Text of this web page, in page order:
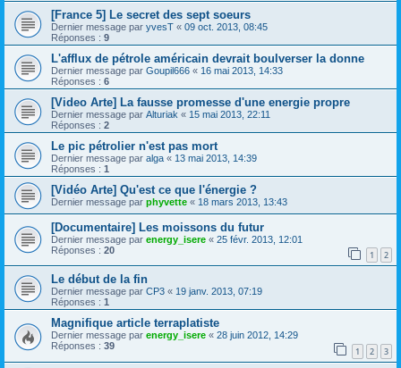
[France 5] Le secret des sept soeurs
Dernier message par yvesT « 09 oct. 2013, 08:45
Réponses : 9
L'afflux de pétrole américain devrait boulverser la donne
Dernier message par Goupil666 « 16 mai 2013, 14:33
Réponses : 6
[Video Arte] La fausse promesse d'une energie propre
Dernier message par Alturiak « 15 mai 2013, 22:11
Réponses : 2
Le pic pétrolier n'est pas mort
Dernier message par alga « 13 mai 2013, 14:39
Réponses : 1
[Vidéo Arte] Qu'est ce que l'énergie ?
Dernier message par phyvette « 18 mars 2013, 13:43
[Documentaire] Les moissons du futur
Dernier message par energy_isere « 25 févr. 2013, 12:01
Réponses : 20 1 2
Le début de la fin
Dernier message par CP3 « 19 janv. 2013, 07:19
Réponses : 1
Magnifique article terraplatiste
Dernier message par energy_isere « 28 juin 2012, 14:29
Réponses : 39 1 2 3